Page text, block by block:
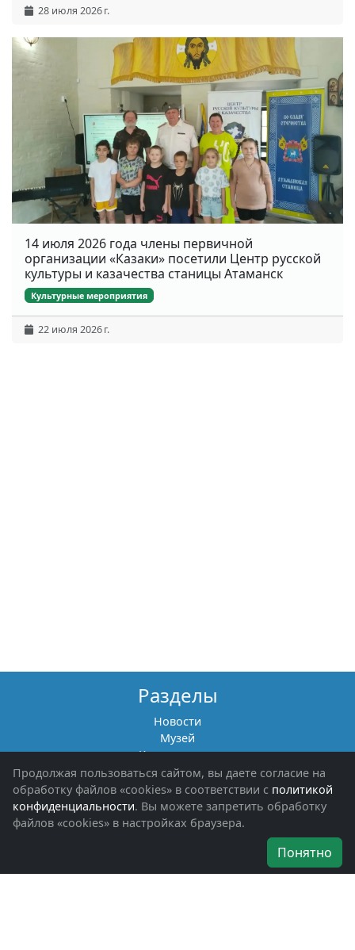
28 июля 2026 г.
14 июля 2026 года члены первичной
организации «Казаки» посетили Центр русской
культуры и казачества станицы Атаманск
Культурные мероприятия
22 июля 2026 г.
Разделы
Новости
Музей
Книги памяти
Фотоальбомы
Обращения граждан
Помощь участникам СВО и их семьям
Об организации
Наши награды
Продолжая пользоваться сайтом, вы даете согласие на
обработку файлов «cookies» в соответствии с политикой
конфиденциальности. Вы можете запретить обработку
файлов «cookies» в настройках браузера.
Понятно